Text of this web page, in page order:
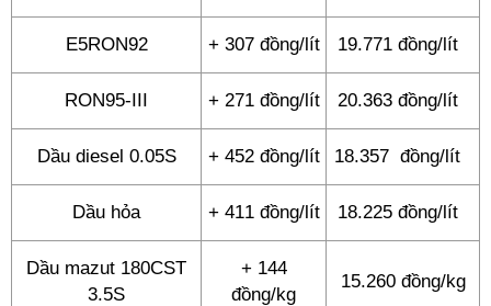
E5RON92 + 307 đồng/lít 19.771 đồng/lít
RON95-III + 271 đồng/lít 20.363 đồng/lít
Dầu diesel 0.05S + 452 đồng/lít 18.357 đồng/lít
Dầu hỏa + 411 đồng/lít 18.225 đồng/lít
Dầu mazut 180CST
3.5S
+ 144
đồng/kg
15.260 đồng/kg